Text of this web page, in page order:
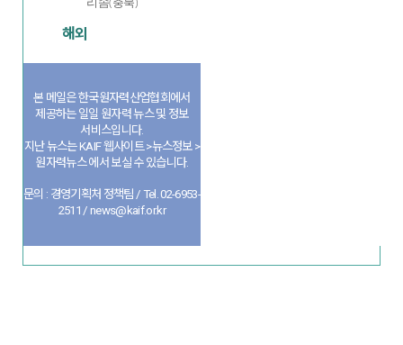
해외
본 메일은 한국원자력산업협회에서
제공하는 일일 원자력 뉴스 및 정보
서비스입니다.
지난 뉴스는 KAIF 웹사이트 >뉴스정보 >
원자력뉴스 에서 보실 수 있습니다.
문의 : 경영기획처 정책팀 / Tel. 02-6953-
2511 / news@kaif.or.kr